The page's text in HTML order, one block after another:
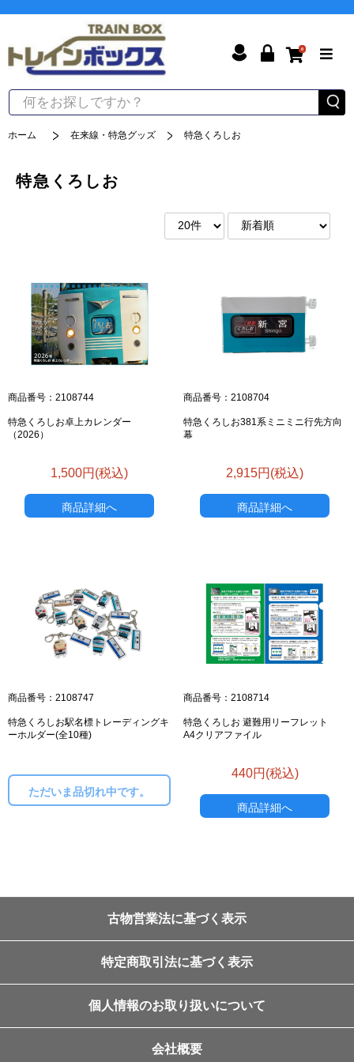
0
ホーム 在来線・特急グッズ 特急くろしお
特急くろしお
商品番号：2108744
特急くろしお卓上カレンダー
（2026）
1,500円(税込)
商品詳細へ
商品番号：2108704
特急くろしお381系ミニミニ行先方向
幕
2,915円(税込)
商品詳細へ
商品番号：2108747
特急くろしお駅名標トレーディングキ
ーホルダー(全10種)
ただいま品切れ中です。
商品番号：2108714
特急くろしお 避難用リーフレット
A4クリアファイル
440円(税込)
商品詳細へ
お買い物を続ける カートへ進む
古物営業法に基づく表示
特定商取引法に基づく表示
個人情報のお取り扱いについて
会社概要